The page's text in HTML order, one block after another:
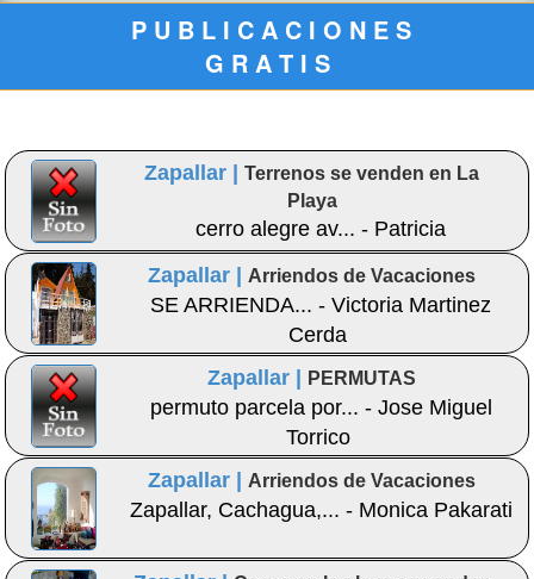
P U B L I C A C I O N E S
G R A T I S
Zapallar |Terrenos se venden en La
Playa
cerro alegre av... - Patricia
Zapallar |Arriendos de Vacaciones
SE ARRIENDA... - Victoria Martinez
Cerda
Zapallar |
PERMUTAS
permuto parcela por... - Jose Miguel
Torrico
Zapallar |Arriendos de Vacaciones
Zapallar, Cachagua,... - Monica Pakarati